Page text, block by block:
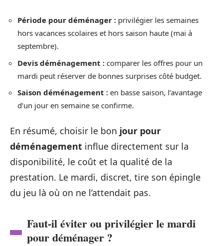
Période pour déménager : privilégier les semaines
hors vacances scolaires et hors saison haute (mai à
septembre).
Devis déménagement : comparer les offres pour un
mardi peut réserver de bonnes surprises côté budget.
Saison déménagement : en basse saison, l’avantage
d’un jour en semaine se confirme.
En résumé, choisir le bon jour pour
déménagement influe directement sur la
disponibilité, le coût et la qualité de la
prestation. Le mardi, discret, tire son épingle
du jeu là où on ne l’attendait pas.
Faut-il éviter ou privilégier le mardi
pour déménager ?